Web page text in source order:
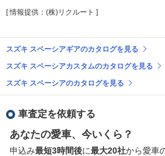
[ 情報提供：(株)リクルート ]
スズキ スペーシアギアのカタログを見る
スズキ スペーシアカスタムのカタログを見る
スズキ スペーシアのカタログを見る
車査定を依頼する
あなたの愛車、今いくら？
申込み最短3時間後に最大20社から愛車